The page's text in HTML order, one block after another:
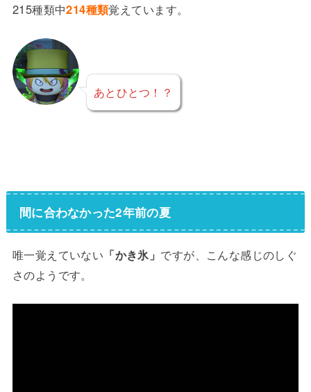
215種類中214種類覚えています。
あとひとつ！？
間に合わなかった2年前の夏
唯一覚えていない 「かき氷」 ですが、こんな感じのしぐ
さのようです。